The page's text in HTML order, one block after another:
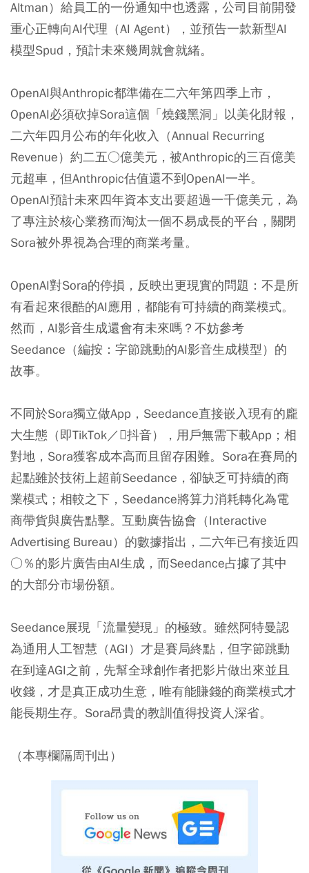
Altman）給員工的一份通知中也透露，公司目前開發
重心正轉向AI代理（AI Agent），並預告一款新型AI
模型Spud，預計未來幾周就會就緒。
OpenAI與Anthropic都準備在二六年第四季上市，
OpenAI必須砍掉Sora這個「燒錢黑洞」以美化財報，
二六年四月公布的年化收入（Annual Recurring
Revenue）約二五○億美元，被Anthropic的三百億美
元超車，但Anthropic估值還不到OpenAI一半。
OpenAI預計未來四年資本支出要超過一千億美元，為
了專注於核心業務而淘汰一個不易成長的平台，關閉
Sora被外界視為合理的商業考量。
OpenAI對Sora的停損，反映出更現實的問題：不是所
有看起來很酷的AI應用，都能有可持續的商業模式。
然而，AI影音生成還會有未來嗎？不妨參考
Seedance（編按：字節跳動的AI影音生成模型）的
故事。
不同於Sora獨立做App，Seedance直接嵌入現有的龐
大生態（即TikTok／抖音），用戶無需下載App；相
對地，Sora獲客成本高而且留存困難。Sora在賽局的
起點雖於技術上超前Seedance，卻缺乏可持續的商
業模式；相較之下，Seedance將算力消耗轉化為電
商帶貨與廣告點擊。互動廣告協會（Interactive
Advertising Bureau）的數據指出，二六年已有接近四
○％的影片廣告由AI生成，而Seedance占據了其中
的大部分市場份額。
Seedance展現「流量變現」的極致。雖然阿特曼認
為通用人工智慧（AGI）才是賽局終點，但字節跳動
在到達AGI之前，先幫全球創作者把影片做出來並且
收錢，才是真正成功生意，唯有能賺錢的商業模式才
能長期生存。Sora昂貴的教訓值得投資人深省。
（本專欄隔周刊出）